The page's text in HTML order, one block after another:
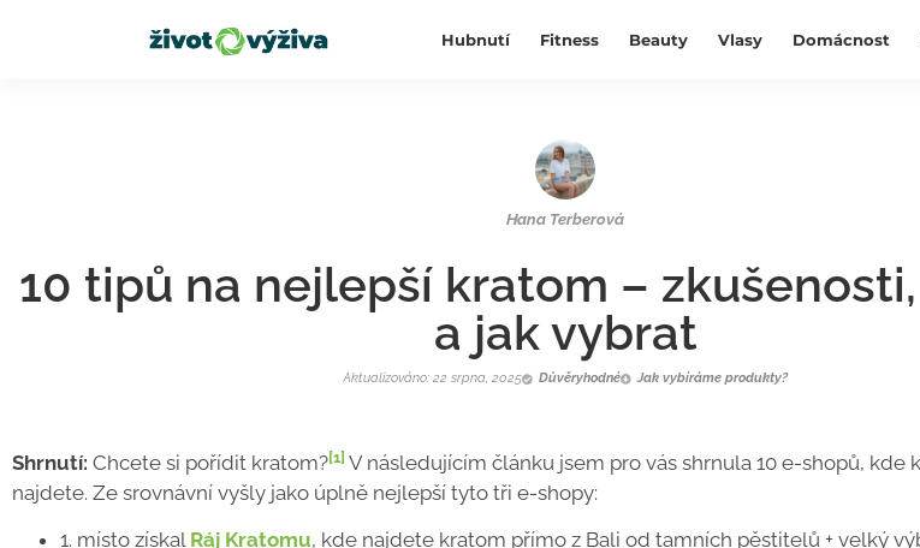
Hubnutí Fitness Beauty Vlasy Domácnost
Hana Terberová
10 tipů na nejlepší kratom –
a jak vybrat
Aktualizováno: 22 srpna, 2025 Důvěryhodné Jak vybíráme produkty?
Shrnutí: Chcete si pořídit kratom?[1] V následujícím článku jsem pro vás shrnula 10 e-shopů, kde
najdete. Ze srovnávní vyšly jako úplně nejlepší tyto tři e-shopy:
1. místo získal Ráj Kratomu, kde najdete kratom přímo z Bali od tamních pěstitelů + velký